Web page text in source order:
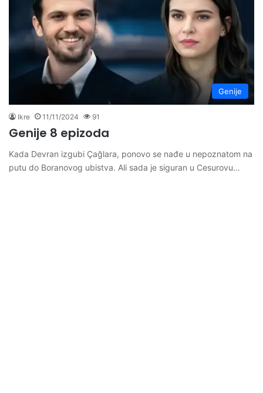
Genije
Ikre 11/11/2024 91
Genije 8 epizoda
Kada Devran izgubi Çağlara, ponovo se nađe u nepoznatom na
putu do Boranovog ubistva. Ali sada je siguran u Cesurovu…